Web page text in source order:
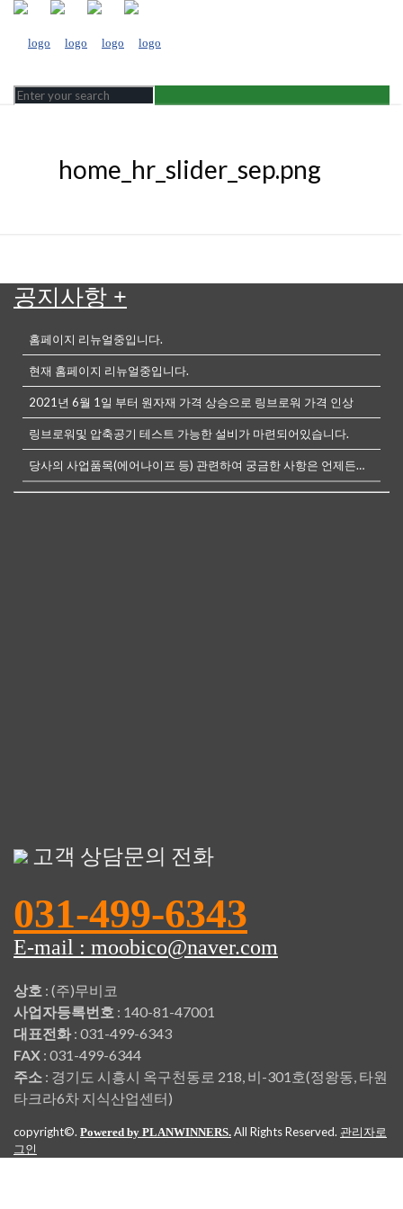
home_hr_slider_sep.png
공지사항 +
홈페이지 리뉴얼중입니다.
현재 홈페이지 리뉴얼중입니다.
2021년 6월 1일 부터 원자재 가격 상승으로 링브로워 가격 인상
링브로워및 압축공기 테스트 가능한 설비가 마련되어있습니다.
당사의 사업품목(에어나이프 등) 관련하여 궁금한 사항은 언제든전화나, 메...
고객 상담문의 전화
031-499-6343
E-mail : moobico@naver.com
상호 : (주)무비코
사업자등록번호 : 140-81-47001
대표전화: 031-499-6343
FAX : 031-499-6344
주소 : 경기도 시흥시 옥구천동로 218, 비-301호(정왕동, 타원
타크라6차 지식산업센터)
copyright©. Powered by PLANWINNERS. All Rights Reserved. 관리자로
그인